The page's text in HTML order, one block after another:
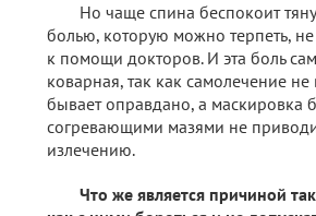
Но чаще спина беспокоит
болью, которую можно терпеть,
к помощи докторов. И эта боль
коварная, так как самолечение не
бывает оправдано, а маскировка
согревающими мазями не
излечению.
Что же является причиной